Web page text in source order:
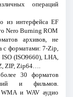
операций
из интерфейса EF
Nero Burning ROM
архивов, не
с форматами: 7-Zip,
(ISO9660), LHA,
ZIP, Zip64….
30 форматов
и фильмов.
и WAV аудио